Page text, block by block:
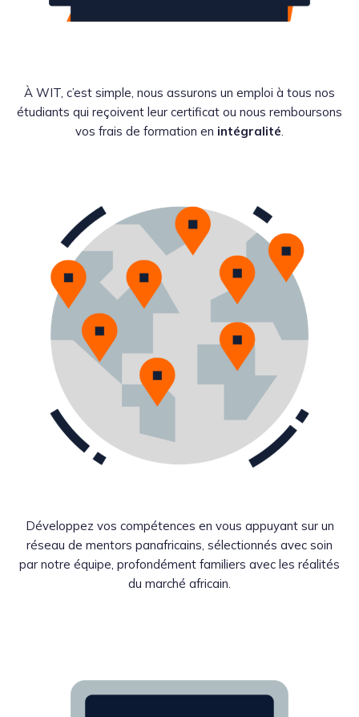
À WIT, c’est simple, nous assurons un emploi à tous nos
étudiants qui reçoivent leur certificat ou nous remboursons
vos frais de formation en intégralité.
Développez vos compétences en vous appuyant sur un
réseau de mentors panafricains, sélectionnés avec soin
par notre équipe, profondément familiers avec les réalités
du marché africain.